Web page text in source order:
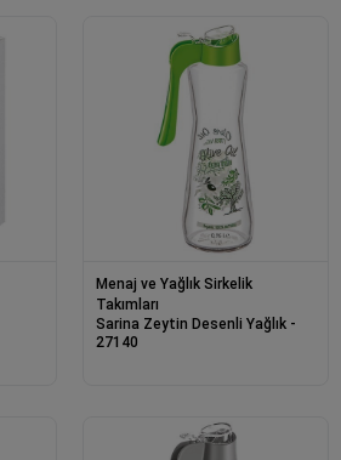
Menaj ve Yağlık Sirkelik
Takımları
Sarina Zeytin Desenli Yağlık -
27140